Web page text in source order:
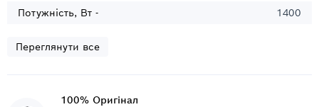
Потужність, Вт -
1400
Переглянути все
100% Оригінал